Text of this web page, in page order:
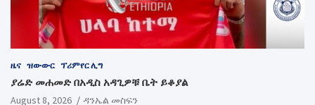
ዜና ዝውውር ፕሪምየር ሊግ
ያሬድ መሐመድ በአዲስ አዳጊዎቹ ቤት ይቆያል
August 8, 2026 ዳንኤል መስፍን